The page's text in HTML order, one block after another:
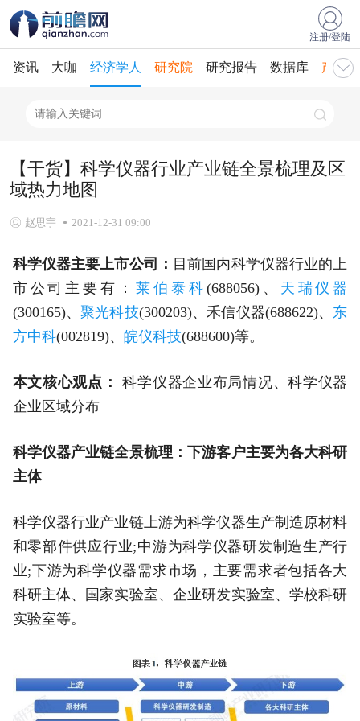
注册/登陆
资讯 大咖 经济学人 研究院 研究报告 数据库 产业
【干货】科学仪器行业产业链全景梳理及区
域热力地图
赵思宇 2021-12-31 09:00
科学仪器主要上市公司： 目前国内科学仪器行业的上
市公司主要有：莱伯泰科 (688056)、 天瑞仪器
(300165)、 聚光科技(300203)、禾信仪器(688622)、 东
方中科(002819)、 皖仪科技(688600)等。
本文核心观点：
科学仪器企业布局情况、科学仪器
企业区域分布
科学仪器产业链全景梳理：下游客户主要为各大科研
主体
科学仪器行业产业链上游为科学仪器生产制造原材料
和零部件供应行业;中游为科学仪器研发制造生产行
业;下游为科学仪器需求市场，主要需求者包括各大
科研主体、国家实验室、企业研发实验室、学校科研
实验室等。